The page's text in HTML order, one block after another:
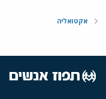
אקטואליה